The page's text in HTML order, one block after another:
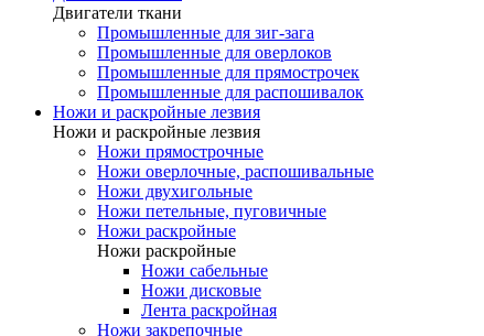
Двигатели ткани
Промышленные для зиг-зага
Промышленные для оверлоков
Промышленные для прямострочек
Промышленные для распошивалок
Ножи и раскройные лезвия
Ножи и раскройные лезвия
Ножи прямострочные
Ножи оверлочные, распошивальные
Ножи двухигольные
Ножи петельные, пуговичные
Ножи раскройные
Ножи раскройные
Ножи сабельные
Ножи дисковые
Лента раскройная
Ножи закрепочные